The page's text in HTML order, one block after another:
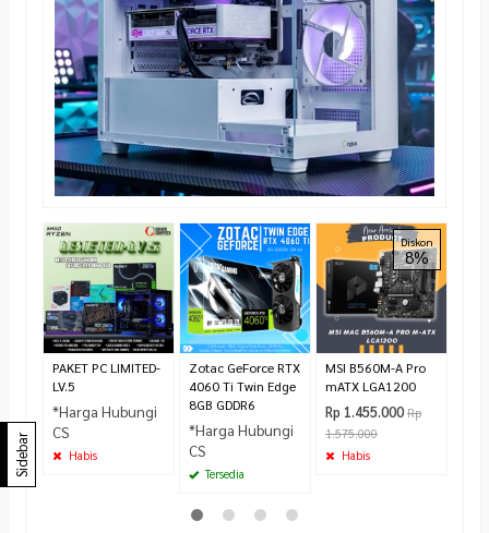
PAKET PC LIMITED-
LV.5
*Harga Hubungi
CS
Habis
Zotac GeForce RTX
4060 Ti Twin Edge
8GB GDDR6
*Harga Hubungi
CS
Tersedia
Diskon
8%
MSI B560M-A Pro
mATX LGA1200
Rp 1.455.000 Rp
1.575.000
Habis
Sidebar